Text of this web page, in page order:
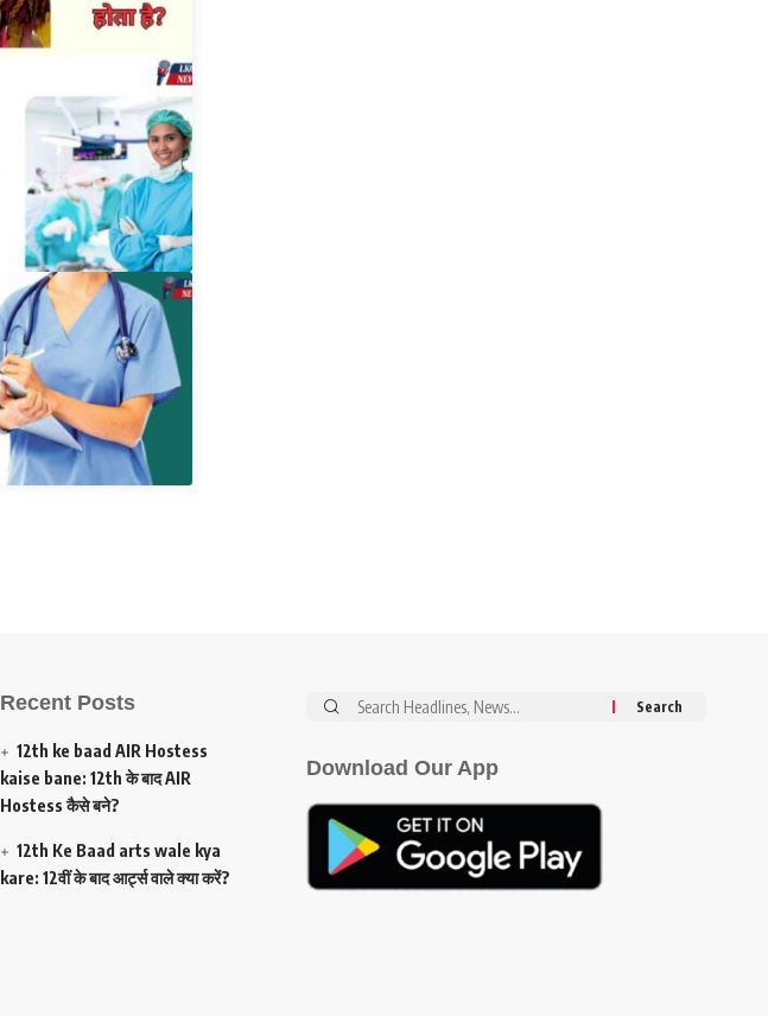
Recent Posts
12th ke baad AIR Hostess
kaise bane: 12th के बाद AIR
Hostess कैसे बने?
12th Ke Baad arts wale kya
kare: 12वीं के बाद आर्ट्स वाले क्या करें?
Download Our App